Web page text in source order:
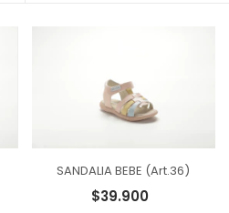
SANDALIA BEBE (Art.36)
$39.900